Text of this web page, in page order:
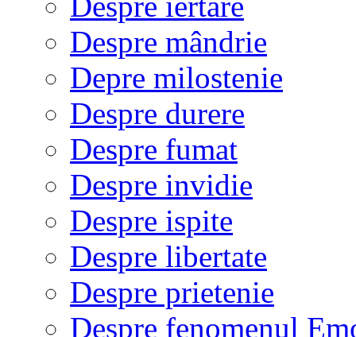
Despre mândrie
Depre milostenie
Despre durere
Despre fumat
Despre invidie
Despre ispite
Despre libertate
Despre prietenie
Despre fenomenul